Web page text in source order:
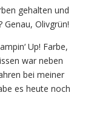
gehalten und
Olivgrün!
Up! Farbe,
war neben
bei meiner
es heute noch